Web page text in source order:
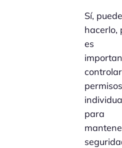
Sí,
hacerlo,
es
permisos
para